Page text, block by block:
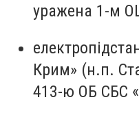
уражена 1-м
Крим» (н.п.
413-ю ОБ СБС